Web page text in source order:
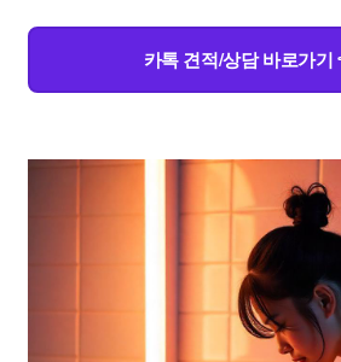
카톡 견적/상담 바로가